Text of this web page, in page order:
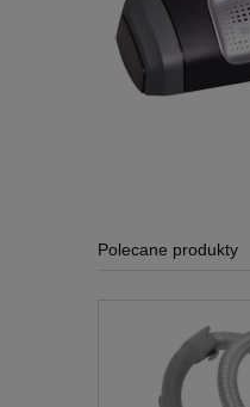
Polecane produkty